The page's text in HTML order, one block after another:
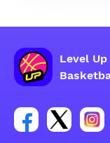
Level Up
Link per ilLink per il
Link